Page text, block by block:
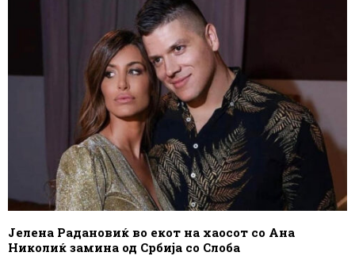
Јелена Радановиќ во екот на хаосот со Ана
Николиќ замина од Србија со Слоба